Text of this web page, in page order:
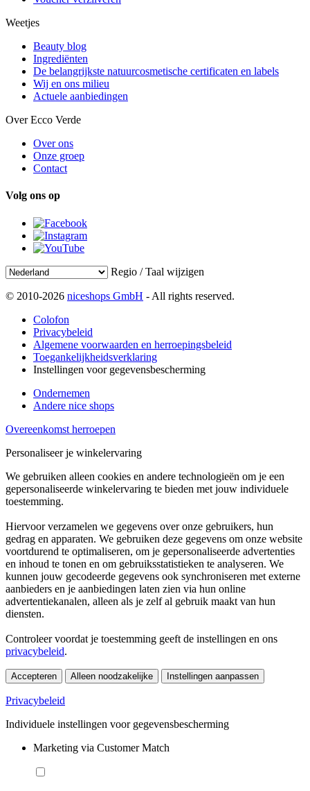
Weetjes
Beauty blog
Ingrediënten
De belangrijkste natuurcosmetische certificaten en labels
Wij en ons milieu
Actuele aanbiedingen
Over Ecco Verde
Over ons
Onze groep
Contact
Volg ons op
Regio / Taal wijzigen
© 2010-2026 niceshops GmbH - All rights reserved.
Colofon
Privacybeleid
Algemene voorwaarden en herroepingsbeleid
Toegankelijkheidsverklaring
Instellingen voor gegevensbescherming
Ondernemen
Andere nice shops
Overeenkomst herroepen
Personaliseer je winkelervaring
We gebruiken alleen cookies en andere technologieën om je een
gepersonaliseerde winkelervaring te bieden met jouw individuele
toestemming.
Hiervoor verzamelen we gegevens over onze gebruikers, hun
gedrag en apparaten. We gebruiken deze gegevens om onze website
voortdurend te optimaliseren, om je gepersonaliseerde advertenties
en inhoud te tonen en om gebruiksstatistieken te analyseren. We
kunnen jouw gecodeerde gegevens ook synchroniseren met externe
aanbieders en je aanbiedingen laten zien via hun online
advertentiekanalen, alleen als je zelf al gebruik maakt van hun
diensten.
Controleer voordat je toestemming geeft de instellingen en ons
privacybeleid.
Accepteren Alleen noodzakelijke Instellingen aanpassen
Privacybeleid
Individuele instellingen voor gegevensbescherming
Marketing via Customer Match